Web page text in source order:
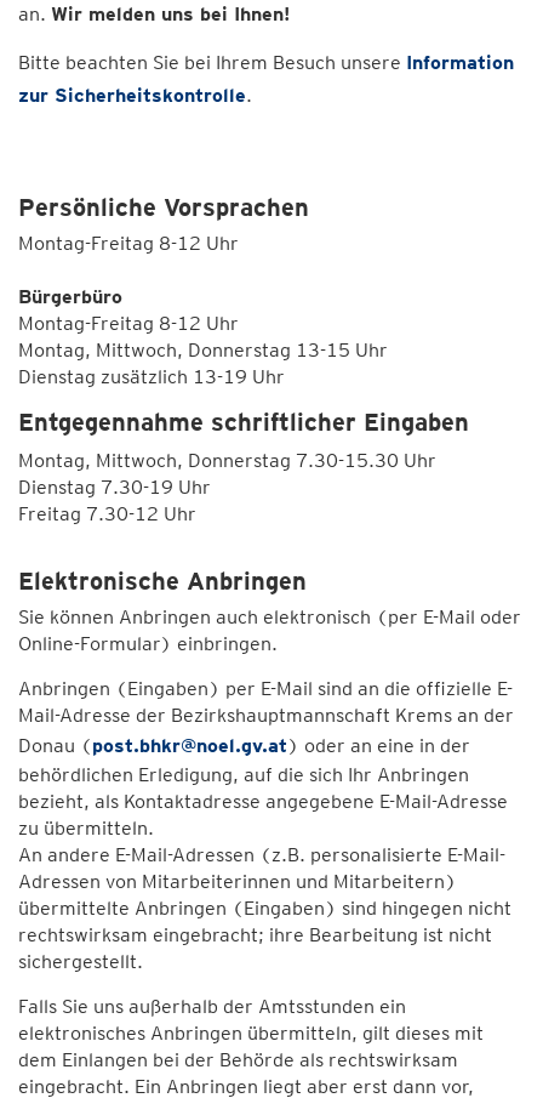
an. Wir melden uns bei Ihnen!
Bitte beachten Sie bei Ihrem Besuch unsere Information
zur Sicherheitskontrolle.
Persönliche Vorsprachen
Montag-Freitag 8-12 Uhr
Bürgerbüro
Montag-Freitag 8-12 Uhr
Montag, Mittwoch, Donnerstag 13-15 Uhr
Dienstag zusätzlich 13-19 Uhr
Entgegennahme schriftlicher Eingaben
Montag, Mittwoch, Donnerstag 7.30-15.30 Uhr
Dienstag 7.30-19 Uhr
Freitag 7.30-12 Uhr
Elektronische Anbringen
Sie können Anbringen auch elektronisch (per E-Mail oder
Online-Formular) einbringen.
Anbringen (Eingaben) per E-Mail sind an die offizielle E-
Mail-Adresse der Bezirkshauptmannschaft Krems an der
Donau (post.bhkr@noel.gv.at) oder an eine in der
behördlichen Erledigung, auf die sich Ihr Anbringen
bezieht, als Kontaktadresse angegebene E-Mail-Adresse
zu übermitteln.
An andere E-Mail-Adressen (z.B. personalisierte E-Mail-
Adressen von Mitarbeiterinnen und Mitarbeitern)
übermittelte Anbringen (Eingaben) sind hingegen nicht
rechtswirksam eingebracht; ihre Bearbeitung ist nicht
sichergestellt.
Falls Sie uns außerhalb der Amtsstunden ein
elektronisches Anbringen übermitteln, gilt dieses mit
dem Einlangen bei der Behörde als rechtswirksam
eingebracht. Ein Anbringen liegt aber erst dann vor,